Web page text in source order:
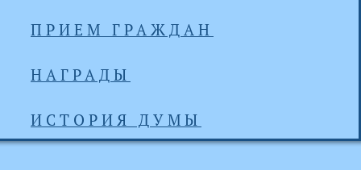
ПРИЕМ ГРАЖДАН
НАГРАДЫ
ИСТОРИЯ ДУМЫ